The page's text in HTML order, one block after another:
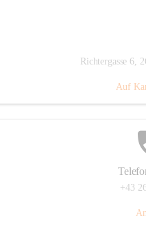
Richtergasse 6,
Auf
+43